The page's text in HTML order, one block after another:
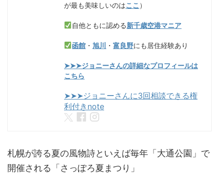
が最も美味しいのはここ ）
自他ともに認める新千歳空港マニア
函館 ・旭川 ・富良野にも居住経験あり
➤➤➤ジョニーさんの詳細なプロフィールは
こちら
➤➤➤ジョニーさんに3回相談できる権
利付きnote
札幌が誇る夏の風物詩といえば毎年「大通公園」で
開催される「さっぽろ夏まつり」